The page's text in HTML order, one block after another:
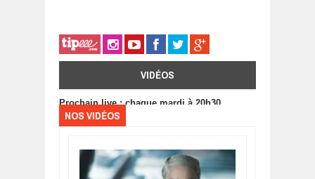
VIDÉOS
Prochain live : chaque mardi à 20h30
NOS VIDÉOS